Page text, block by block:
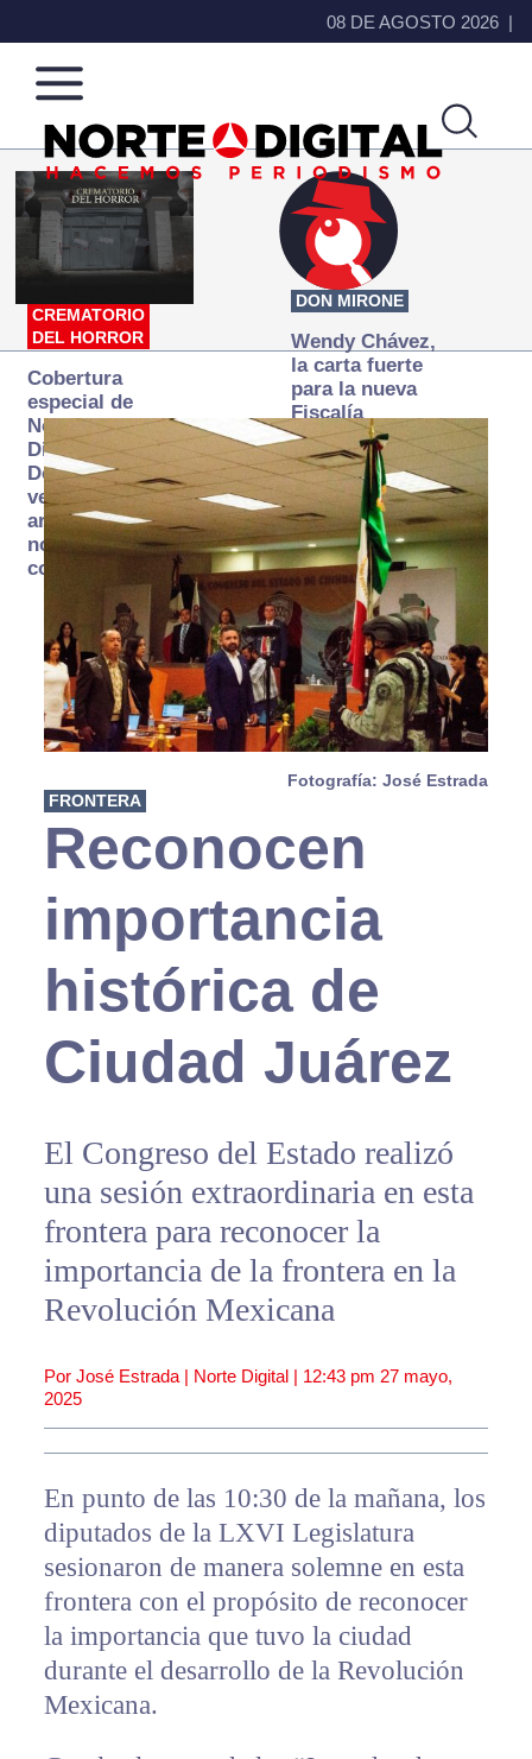
08 DE AGOSTO 2026
Norte
de
Ciudad
Más
que
noticias,
hacemos periodismo
CREMATORIO
DEL HORROR
Cobertura
especial de
Norte
Digital:
Donde la
verdad
arde… pero
no se
consume
DON MIRONE
Wendy Chávez,
la carta fuerte
para la nueva
Fiscalía
autónoma
Fotografía: José Estrada
FRONTERA
Reconocen
importancia
histórica de
Ciudad Juárez
El Congreso del Estado realizó
una sesión extraordinaria en esta
frontera para reconocer la
importancia de la frontera en la
Revolución Mexicana
Por José Estrada | Norte Digital | 12:43 pm 27 mayo,
2025
En punto de las 10:30 de la mañana, los
diputados de la LXVI Legislatura
sesionaron de manera solemne en esta
frontera con el propósito de reconocer
la importancia que tuvo la ciudad
durante el desarrollo de la Revolución
Mexicana.